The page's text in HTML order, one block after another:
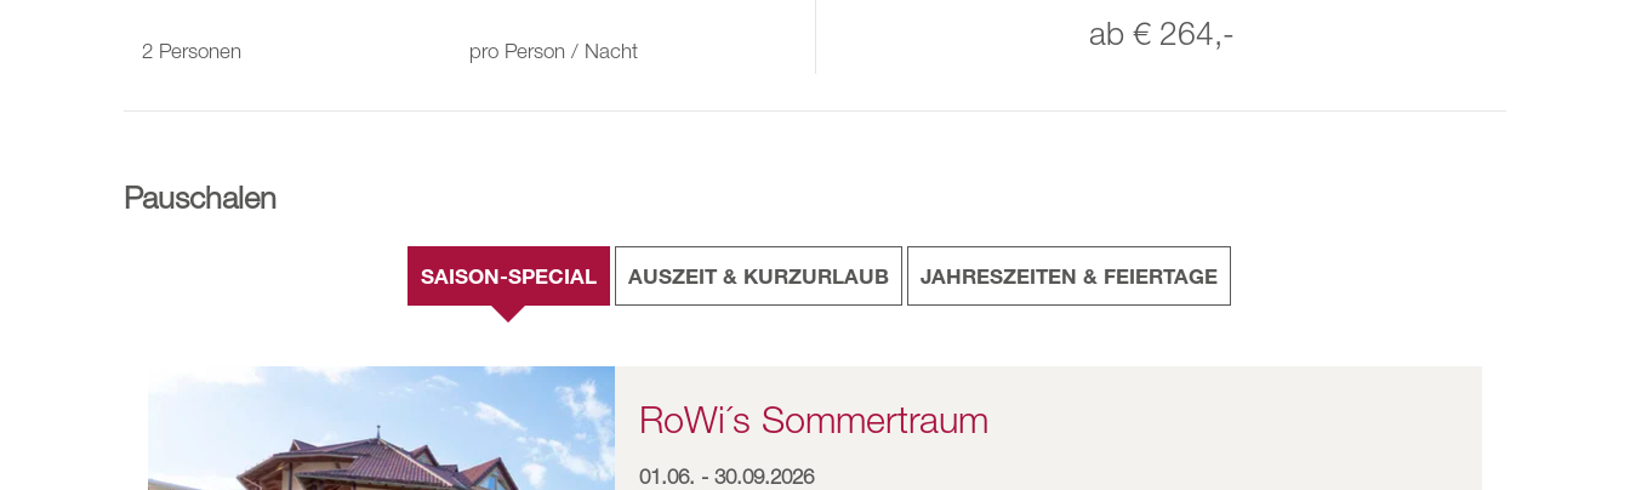
2 Personen pro Person / Nacht ab € 264,-
Pauschalen
SAISON-SPECIAL AUSZEIT & KURZURLAUB JAHRESZEITEN & FEIERTAGE
RoWi´s Sommertraum
01.06. - 30.09.2026